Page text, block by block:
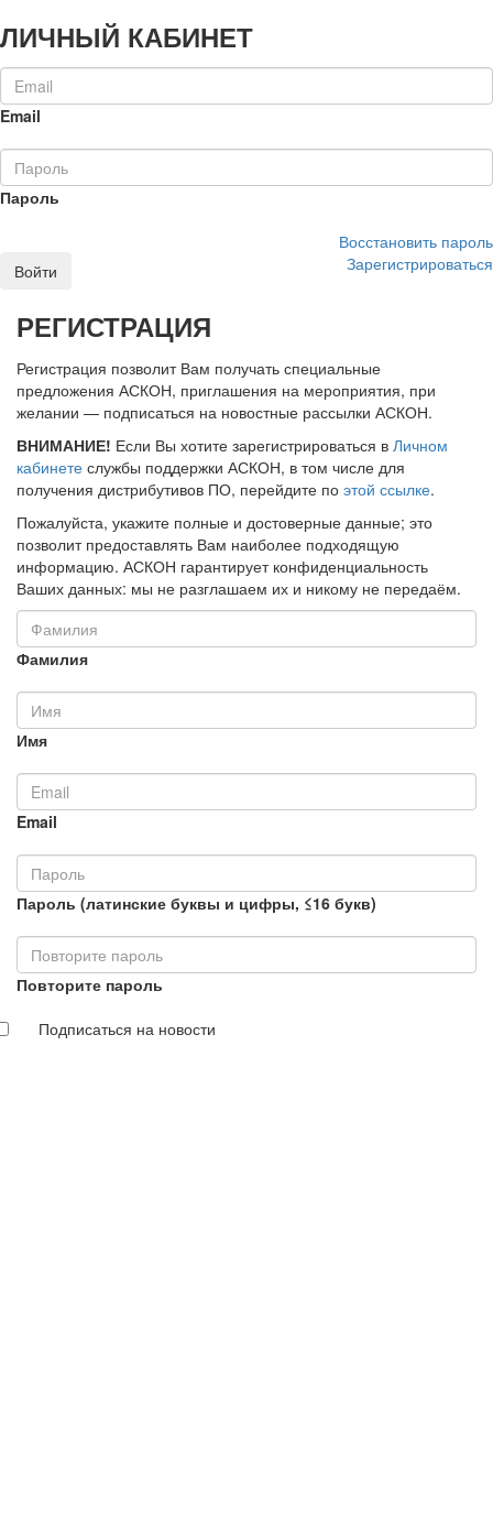
ЛИЧНЫЙ КАБИНЕТ
Email
Пароль
Восстановить пароль
Войти
Зарегистрироваться
РЕГИСТРАЦИЯ
Регистрация позволит Вам получать специальные
предложения АСКОН, приглашения на мероприятия, при
желании — подписаться на новостные рассылки АСКОН.
ВНИМАНИЕ! Если Вы хотите зарегистрироваться в Личном
кабинете службы поддержки АСКОН, в том числе для
получения дистрибутивов ПО, перейдите по этой ссылке.
Пожалуйста, укажите полные и достоверные данные; это
позволит предоставлять Вам наиболее подходящую
информацию. АСКОН гарантирует конфиденциальность
Ваших данных: мы не разглашаем их и никому не передаём.
Фамилия
Имя
Email
Пароль (латинские буквы и цифры, ≤16 букв)
Повторите пароль
Подписаться на новости